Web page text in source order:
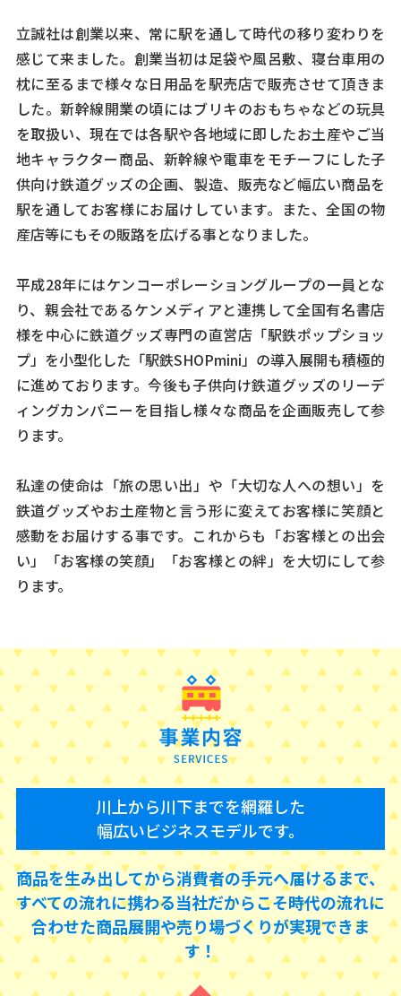
立誠社は創業以来、常に駅を通して時代の移り変わりを
感じて来ました。創業当初は足袋や風呂敷、寝台車用の
枕に至るまで様々な日用品を駅売店で販売させて頂きま
した。新幹線開業の頃にはブリキのおもちゃなどの玩具
を取扱い、現在では各駅や各地域に即したお土産やご当
地キャラクター商品、新幹線や電車をモチーフにした子
供向け鉄道グッズの企画、製造、販売など幅広い商品を
駅を通してお客様にお届けしています。また、全国の物
産店等にもその販路を広げる事となりました。
平成28年にはケンコーポレーショングループの一員とな
り、親会社であるケンメディアと連携して全国有名書店
様を中心に鉄道グッズ専門の直営店「駅鉄ポップショッ
プ」を小型化した「駅鉄SHOPmini」の導入展開も積極的
に進めております。今後も子供向け鉄道グッズのリーデ
ィングカンパニーを目指し様々な商品を企画販売して参
ります。
私達の使命は「旅の思い出」や「大切な人への想い」を
鉄道グッズやお土産物と言う形に変えてお客様に笑顔と
感動をお届けする事です。これからも「お客様との出会
い」「お客様の笑顔」「お客様との絆」を大切にして参
ります。
川上から川下までを網羅した
幅広いビジネスモデルです。
商品を生み出してから消費者の手元へ届けるまで、
すべての流れに携わる当社だからこそ時代の流れに
合わせた商品展開や売り場づくりが実現できま
す！